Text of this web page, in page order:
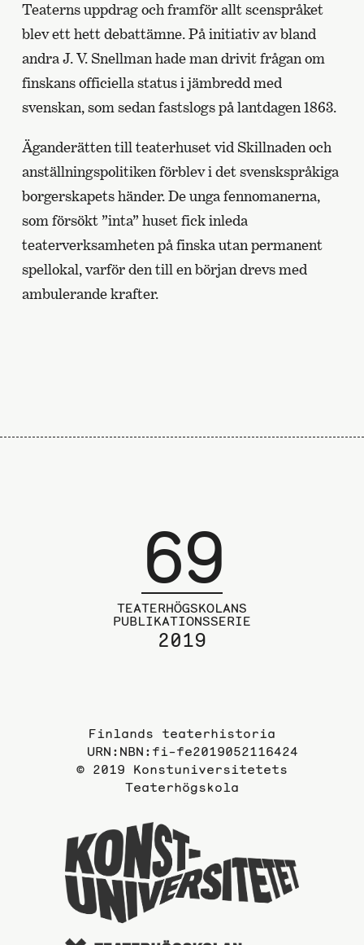
Teaterns uppdrag och framför allt scenspråket
blev ett hett debattämne. På initiativ av bland
andra J. V. Snellman hade man drivit frågan om
finskans officiella status i jämbredd med
svenskan, som sedan fastslogs på lantdagen 1863.
Äganderätten till teaterhuset vid Skillnaden och
anställningspolitiken förblev i det svenskspråkiga
borgerskapets händer. De unga fennomanerna,
som försökt ”inta” huset fick inleda
teaterverksamheten på finska utan permanent
spellokal, varför den till en början drevs med
ambulerande krafter.
69
TEATERHÖGSKOLANS
PUBLIKATIONSSERIE
2019
Finlands teaterhistoria
URN:NBN:fi-fe2019052116424
© 2019 Konstuniversitetets
Teaterhögskola